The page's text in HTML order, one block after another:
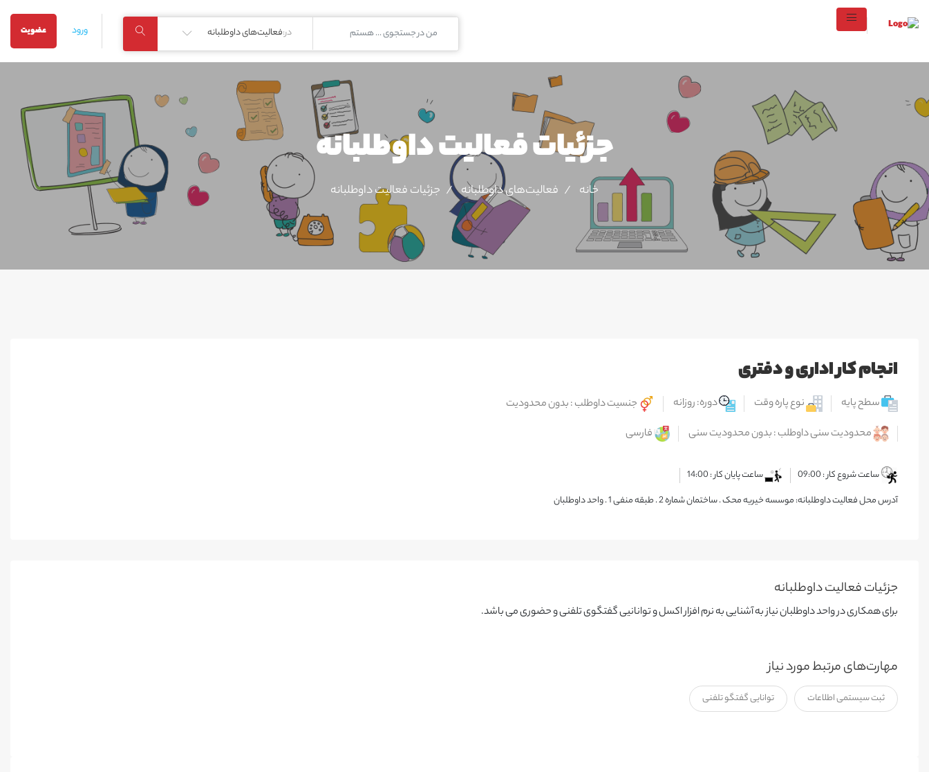
ورود عضویت در:فعالیت‌های داوطلبانه
جزئیات فعالیت‌ داوطلبانه
خانه فعالیت‌های داوطلبانه جزئیات فعالیت‌ داوطلبانه
انجام کار اداری و دفتری
سطح پایه نوع پاره وقت دوره: روزانه
جنسیت داوطلب : بدون محدودیت
محدودیت سنی داوطلب : بدون محدودیت سنی
فارسی
ساعت شروع کار : 09:00
ساعت پایان کار : 14:00
آدرس محل فعالیت داوطلبانه: موسسه خیریه محک . ساختمان شماره 2 . طبقه منفی 1 . واحد داوطلبان
جزئیات فعالیت‌ داوطلبانه
برای همکاری در واحد داوطلبان نیاز به آشنایی به نرم افزار اکسل و توانانیی گفتگوی تلفنی و حضوری می باشد.
مهارت‌های مرتبط مورد نیاز
ثبت سیستمی اطلاعات توانایی گفتگو تلفنی